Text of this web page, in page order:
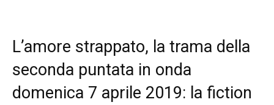
L’amore strappato, la trama della
seconda puntata in onda
domenica 7 aprile 2019: la fiction